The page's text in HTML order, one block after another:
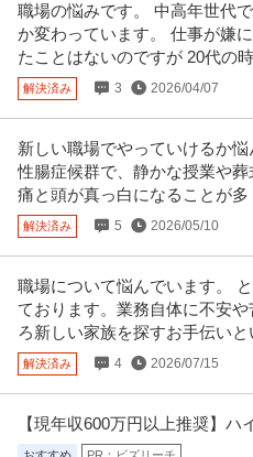
羽田空港／施設保全サポート年
／内勤9割／安定性が強みの建コ
株式会社スタッド
正社員 交通費支給 昇給あり ミド
年収400万円〜620万円
株式会社スタッド ＜羽田空港＞施設
職場の悩みです。 中高年世代
か変わっています。 仕事が嫌
たことはないのですが 20代の
成を主にしていたが
解決済み 3 2026/04/07
新しい職場でやっていけるか
性腸症候群で、静かな授業や
痛と頭が真っ白になることが
解決済み 5 2026/05/10
職場について悩んでいます。
ております。業務自体に不安
ろ新しい家族を探すお手伝い
感じております。
解決済み 4 2026/07/15
【現年収600万円以上推奨】ハ